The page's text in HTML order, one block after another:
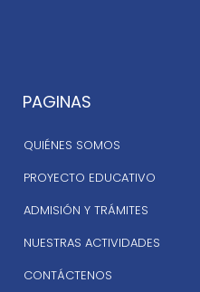
PAGINAS
QUIÉNES SOMOS
PROYECTO EDUCATIVO
ADMISIÓN Y TRÁMITES
NUESTRAS ACTIVIDADES
CONTÁCTENOS